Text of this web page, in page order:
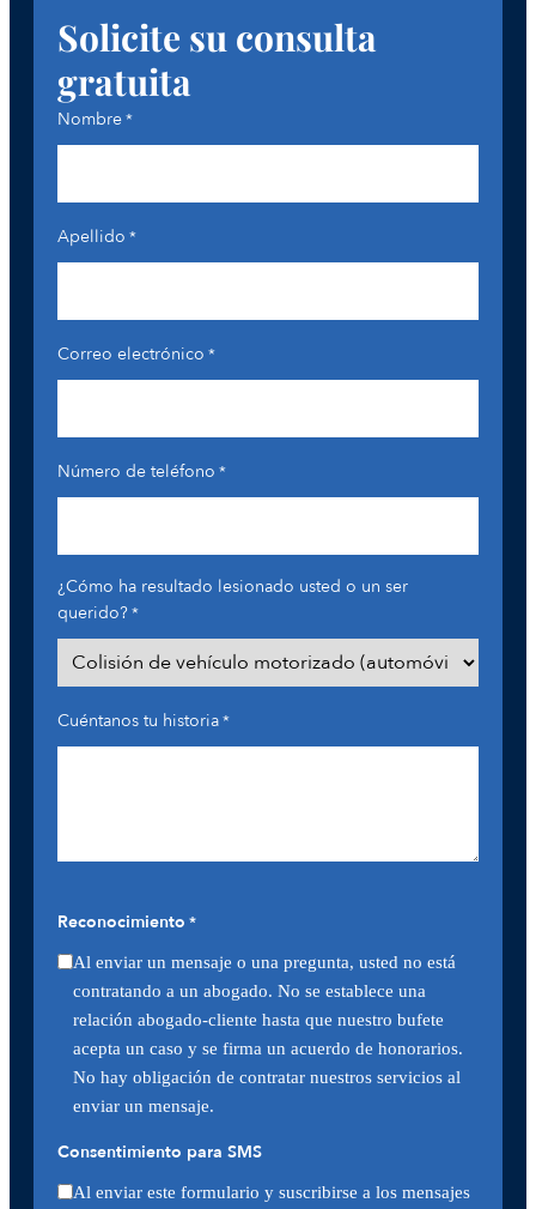
Solicite su consulta
gratuita
Nombre*
Apellido *
Correo electrónico *
Número de teléfono *
¿Cómo ha resultado lesionado usted o un ser
querido?*
Cuéntanos tu historia*
Reconocimiento *
Al enviar un mensaje o una pregunta, usted no está
contratando a un abogado. No se establece una
relación abogado-cliente hasta que nuestro bufete
acepta un caso y se firma un acuerdo de honorarios.
No hay obligación de contratar nuestros servicios al
enviar un mensaje.
Consentimiento para SMS
Al enviar este formulario y suscribirse a los mensajes